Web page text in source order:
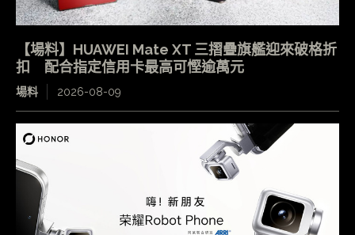
【場料】HUAWEI Mate XT 三摺疊旗艦迎來破格折
扣 配合指定信用卡最高可慳逾萬元
場料 2026-08-09